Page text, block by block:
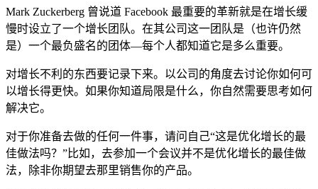
Mark Zuckerberg 曾说道 Facebook 最重要的革新就是在增长缓
慢时设立了一个增长团队。在其公司这一团队是（也许仍然
是）一个最负盛名的团体—每个人都知道它是多么重要。
对增长不利的东西要记录下来。以公司的角度去讨论你如何可
以增长得更快。如果你知道局限是什么，你自然需要思考如何
解决它。
对于你准备去做的任何一件事，请问自己“这是优化增长的最
佳做法吗？”比如，去参加一个会议并不是优化增长的最佳做
法，除非你期望去那里销售你的产品。